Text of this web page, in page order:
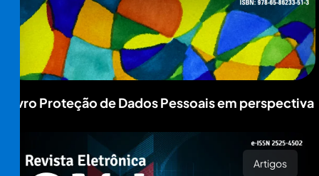
Livro Proteção de Dados Pessoais em perspectiva
Artigos